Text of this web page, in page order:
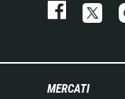
MERCATI